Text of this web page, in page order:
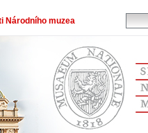
Národního muzea